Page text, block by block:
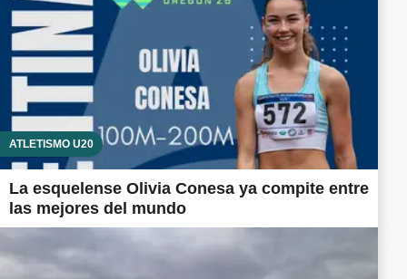
ATLETISMO U20
La esquelense Olivia Conesa ya compite entre
las mejores del mundo